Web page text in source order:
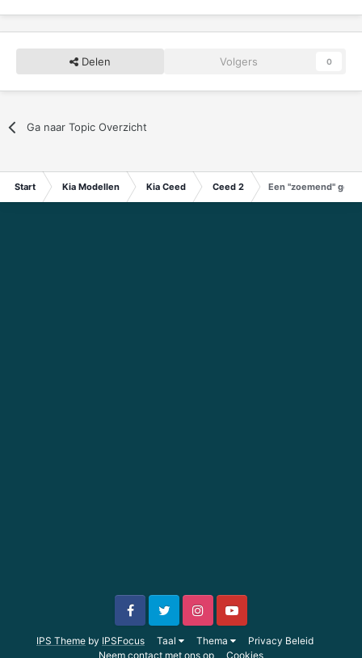
Delen Volgers 0
Ga naar Topic Overzicht
Start Kia Modellen Kia Ceed Ceed 2 Een "zoemend"
IPS Theme by IPSFocus Taal Thema
Privacy Beleid
Neem contact met ons op
Cookies